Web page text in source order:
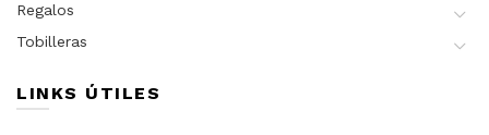
Regalos
Tobilleras
LINKS ÚTILES